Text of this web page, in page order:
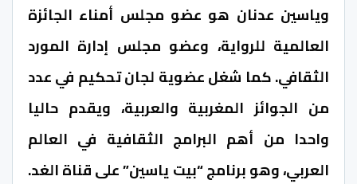
وياسين عدنان هو عضو مجلس أمناء الجائزة
العالمية للرواية، وعضو مجلس إدارة المورد
الثقافي. كما شغل عضوية لجان تحكيم في عدد
من الجوائز المغربية والعربية، ويقدم حاليا
واحدا من أهم البرامج الثقافية في العالم
العربي، وهو برنامج “بيت ياسين” على قناة الغد.